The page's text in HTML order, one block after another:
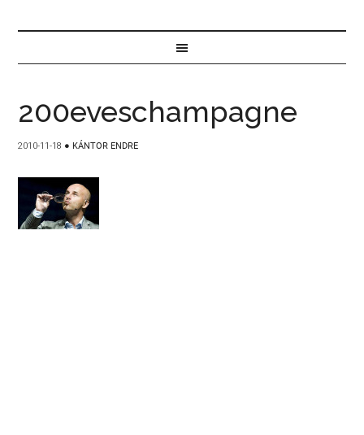
200eveschampagne
2010-11-18 ● KÁNTOR ENDRE